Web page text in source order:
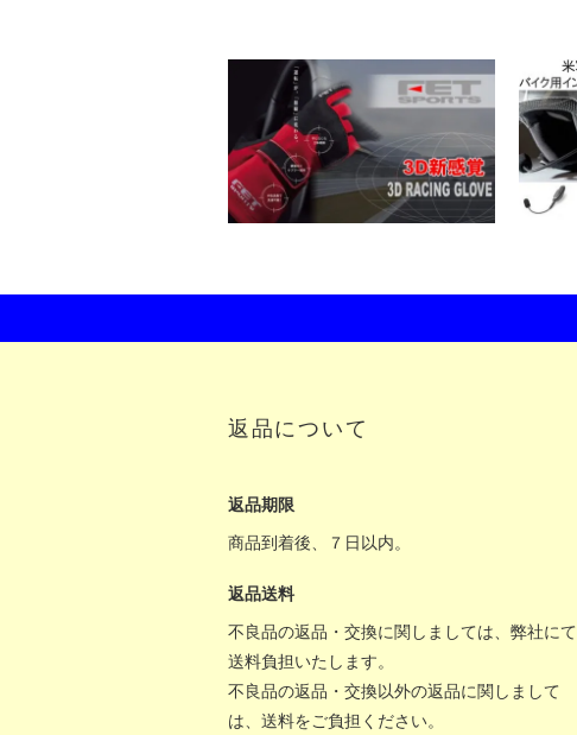
返品について
返品期限
商品到着後、７日以内。
返品送料
不良品の返品・交換に関しましては、弊社にて
送料負担いたします。
不良品の返品・交換以外の返品に関しまして
は、送料をご負担ください。